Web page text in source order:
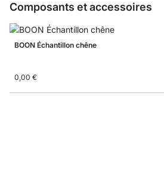
Composants et accessoires
BOON Échantillon chêne
0,00 €